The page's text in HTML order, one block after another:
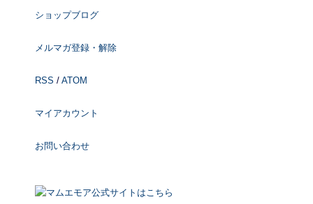
ショップブログ
メルマガ登録・解除
RSS / ATOM
マイアカウント
お問い合わせ
マムエモア公式サイトはこちら